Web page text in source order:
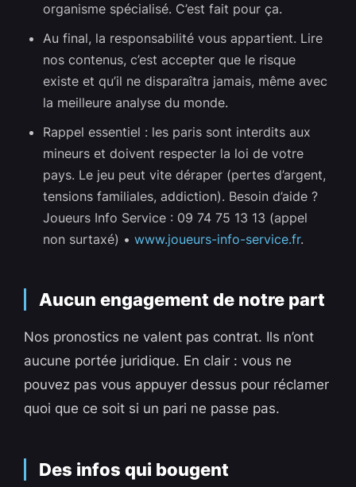
organisme spécialisé. C’est fait pour ça.
Au final, la responsabilité vous appartient. Lire
nos contenus, c’est accepter que le risque
existe et qu’il ne disparaîtra jamais, même avec
la meilleure analyse du monde.
Rappel essentiel : les paris sont interdits aux
mineurs et doivent respecter la loi de votre
pays. Le jeu peut vite déraper (pertes d’argent,
tensions familiales, addiction). Besoin d’aide ?
Joueurs Info Service : 09 74 75 13 13 (appel
non surtaxé) •www.joueurs-info-service.fr.
Aucun engagement de notre part
Nos pronostics ne valent pas contrat. Ils n’ont
aucune portée juridique. En clair : vous ne
pouvez pas vous appuyer dessus pour réclamer
quoi que ce soit si un pari ne passe pas.
Des infos qui bougent